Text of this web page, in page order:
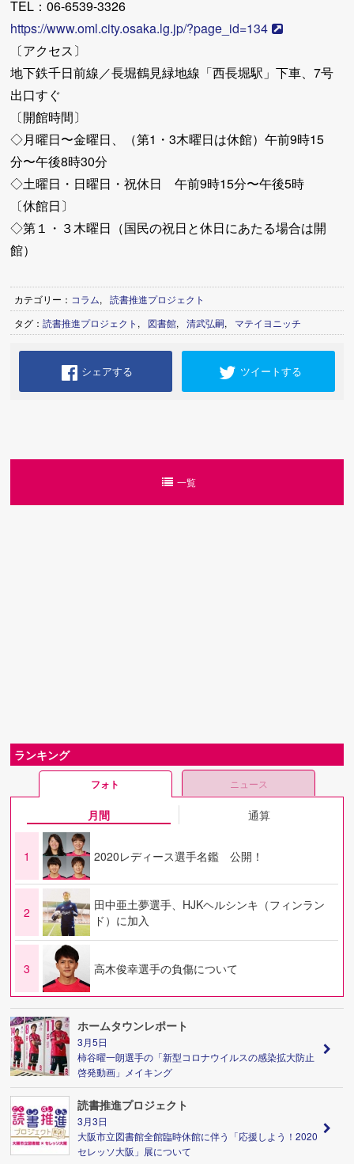
TEL：06-6539-3326
https://www.oml.city.osaka.lg.jp/?page_id=134
〔アクセス〕
地下鉄千日前線／長堀鶴見緑地線「西長堀駅」下車、7号
出口すぐ
〔開館時間〕
◇月曜日〜金曜日、（第1・3木曜日は休館）午前9時15
分〜午後8時30分
◇土曜日・日曜日・祝休日 午前9時15分〜午後5時
〔休館日〕
◇第１・３木曜日（国民の祝日と休日にあたる場合は開
館）
カテゴリー： コラム,
読書推進プロジェクト
タグ：読書推進プロジェクト , 図書館, 清武弘嗣, マテイヨニッチ
シェアする ツイートする
一覧
ランキング
フォト ニュース
月間 通算
1 2020レディース選手名鑑 公開！
2
田中亜土夢選手、HJKヘルシンキ（フィンラン
ド）に加入
3 高木俊幸選手の負傷について
ホームタウンレポート
3月5日
柿谷曜一朗選手の「新型コロナウイルスの感染拡大防止
啓発動画」メイキング
読書推進プロジェクト
3月3日
大阪市立図書館全館臨時休館に伴う「応援しよう！2020
セレッソ大阪」展について